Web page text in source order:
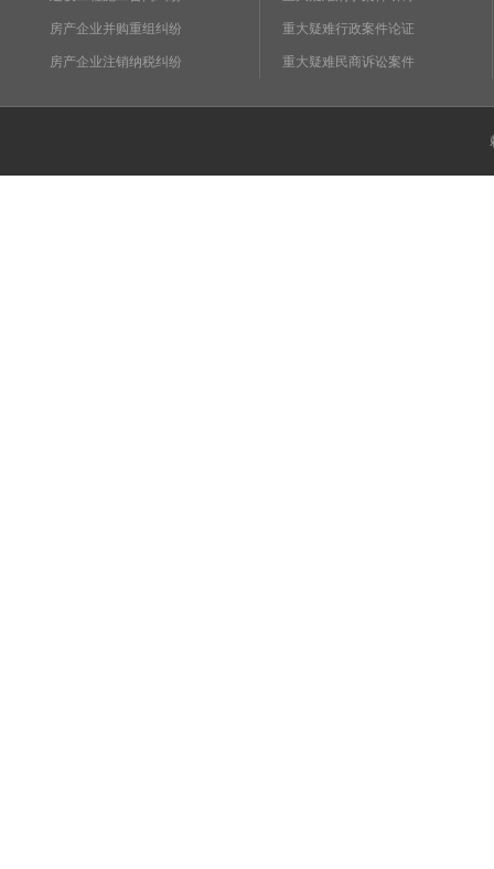
房产企业并购重组纠纷
房产企业注销纳税纠纷
重大疑难行政案件论证
重大疑难民商诉讼案件